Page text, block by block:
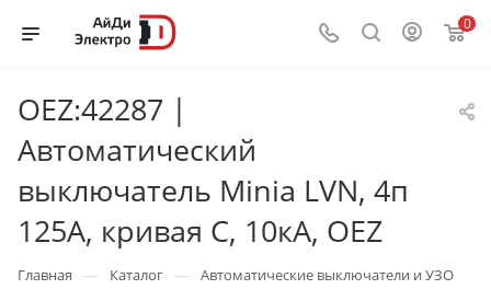
0
OEZ:42287 |
Автоматический
выключатель Minia LVN, 4п
125А, кривая С, 10кА, OEZ
Главная — Каталог — Автоматические выключатели и УЗО